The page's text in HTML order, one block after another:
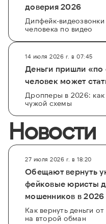
доверия 2026
Дипфейк-
человека по видео
14 июля 2026 г. в 07:45
Деньги пришли
человек может
Дропперы в 2026: как
чужой схемы
Новости
27 июля 2026 г. в 18:20
Обещают вернуть
фейковые юристы
мошенников в 2026
Как вернуть деньги
на второй обман